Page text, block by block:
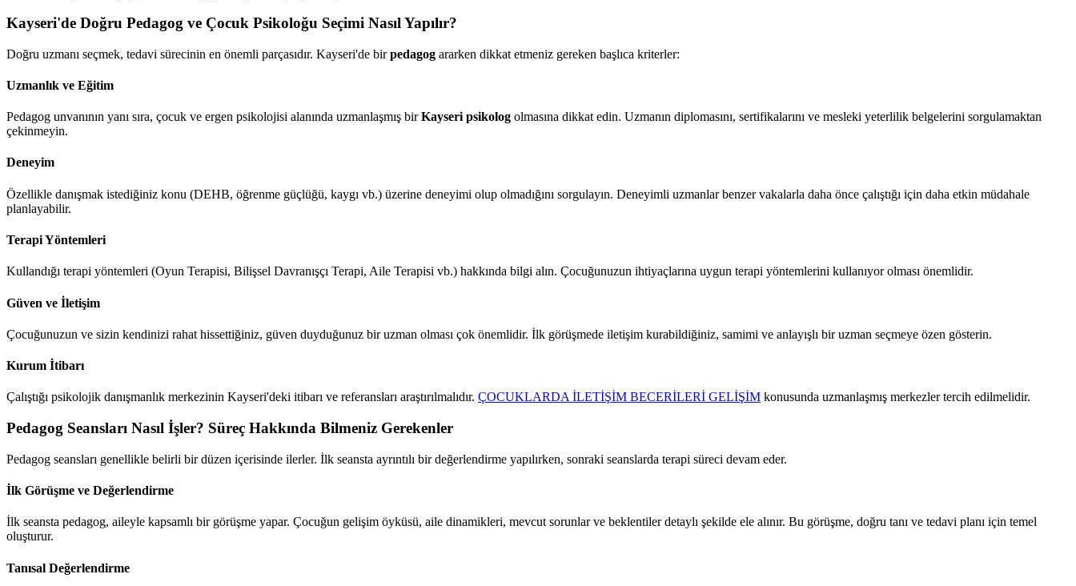
Kayseri'de Doğru Pedagog ve Çocuk Psikoloğu Seçimi Nasıl Yapılır?
Doğru uzmanı seçmek, tedavi sürecinin en önemli parçasıdır. Kayseri'de birpedagog ararken dikkat etmeniz gereken başlıca kriterler:
Uzmanlık ve Eğitim
Pedagog unvanının yanı sıra, çocuk ve ergen psikolojisi alanında uzmanlaşmış birKayseri psikolog olmasına dikkat edin. Uzmanın diplomasını, sertifikalarını ve mesleki yeterlilik belgelerini sorgulamaktan
çekinmeyin.
Deneyim
Özellikle danışmak istediğiniz konu (DEHB, öğrenme güçlüğü, kaygı vb.) üzerine deneyimi olup olmadığını sorgulayın. Deneyimli uzmanlar benzer vakalarla daha önce çalıştığı için daha etkin müdahale
planlayabilir.
Terapi Yöntemleri
Kullandığı terapi yöntemleri (Oyun Terapisi, Bilişsel Davranışçı Terapi, Aile Terapisi vb.) hakkında bilgi alın. Çocuğunuzun ihtiyaçlarına uygun terapi yöntemlerini kullanıyor olması önemlidir.
Güven ve İletişim
Çocuğunuzun ve sizin kendinizi rahat hissettiğiniz, güven duyduğunuz bir uzman olması çok önemlidir. İlk görüşmede iletişim kurabildiğiniz, samimi ve anlayışlı bir uzman seçmeye özen gösterin.
Kurum İtibarı
Çalıştığı psikolojik danışmanlık merkezinin Kayseri'deki itibarı ve referansları araştırılmalıdır. ÇOCUKLARDA İLETİŞİM BECERİLERİ GELİŞİM konusunda uzmanlaşmış merkezler tercih edilmelidir.
Pedagog Seansları Nasıl İşler? Süreç Hakkında Bilmeniz Gerekenler
Pedagog seansları genellikle belirli bir düzen içerisinde ilerler. İlk seansta ayrıntılı bir değerlendirme yapılırken, sonraki seanslarda terapi süreci devam eder.
İlk Görüşme ve Değerlendirme
İlk seansta pedagog, aileyle kapsamlı bir görüşme yapar. Çocuğun gelişim öyküsü, aile dinamikleri, mevcut sorunlar ve beklentiler detaylı şekilde ele alınır. Bu görüşme, doğru tanı ve tedavi planı için temel
oluşturur.
Tanısal Değerlendirme